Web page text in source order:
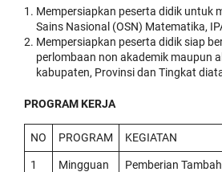
Mempersiapkan peserta didik untuk
Sains Nasional (OSN) Matematika,
Mempersiapkan peserta didik siap
perlombaan non akademik maupun
kabupaten, Provinsi dan Tingkat
PROGRAM KERJA
NO PROGRAM KEGIATAN
1 Mingguan
Pemberian